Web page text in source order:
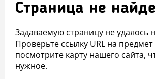
Страница не
Задаваемую страницу не удалось
Проверьте ссылку URL на
посмотрите карту нашего сайта,
нужное.